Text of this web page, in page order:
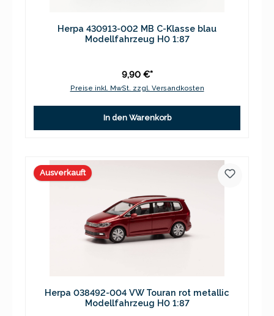
Herpa 430913-002 MB C-Klasse blau
Modellfahrzeug H0 1:87
9,90 €*
Preise inkl. MwSt. zzgl. Versandkosten
In den Warenkorb
Ausverkauft
Herpa 038492-004 VW Touran rot metallic
Modellfahrzeug H0 1:87